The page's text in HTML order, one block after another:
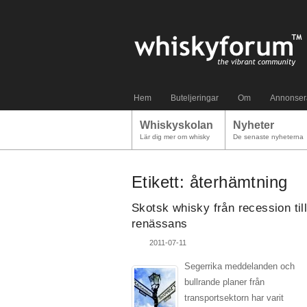
Hem Buteljeringar Om
Whiskyskolan
Lär dig mer om whisky
Nyheter
De senaste nyheterna
Etikett: återhämtning
Skotsk whisky från recession till
renässans
2011-07-11
Segerrika meddelanden och
bullrande planer från
transportsektorn har varit